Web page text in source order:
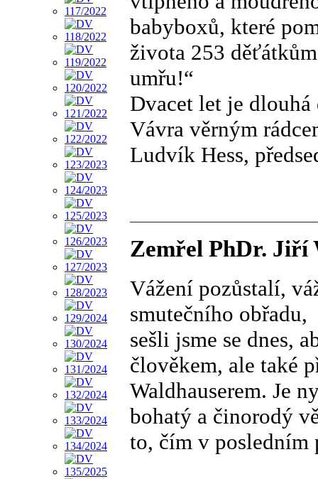
babyboxů, které
života 253
umřu!“
Dvacet let je
Vávra věrným
Ludvík Hess,
Zemřel PhDr. Jiří
Vážení pozůstalí,
smutečního obřadu,
sešli jsme se dnes,
člověkem, ale také
Waldhauserem. Je
bohatý a činorodý
to, čím v posledním